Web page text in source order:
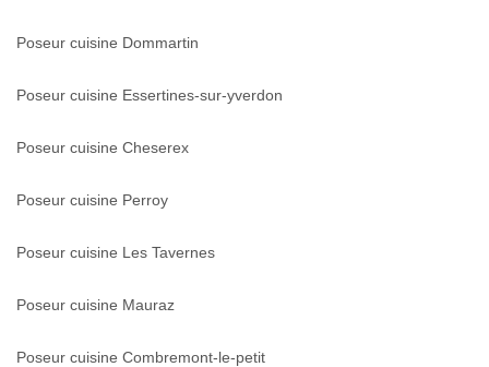
Poseur cuisine Dommartin
Poseur cuisine Essertines-sur-yverdon
Poseur cuisine Cheserex
Poseur cuisine Perroy
Poseur cuisine Les Tavernes
Poseur cuisine Mauraz
Poseur cuisine Combremont-le-petit